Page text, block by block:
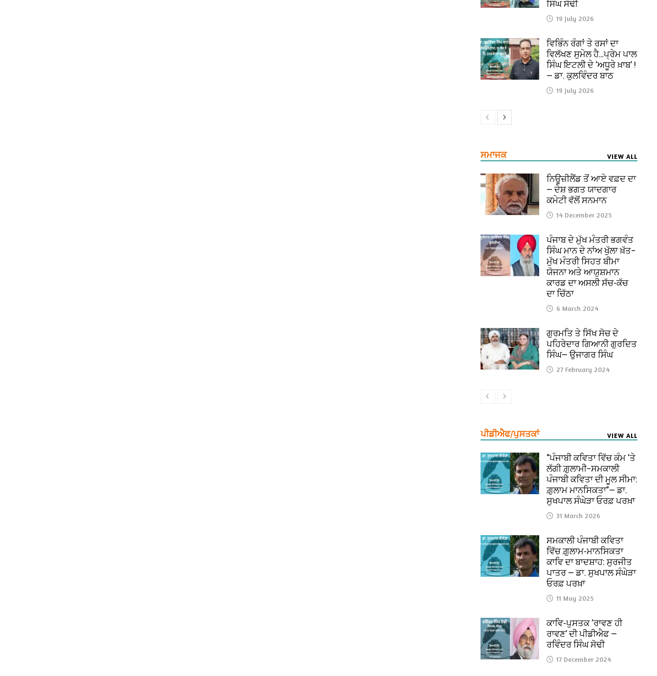
ਸਿੰਘ ਸੋਢੀ
19 July 2026
ਵਿਭਿੰਨ ਰੰਗਾਂ ਤੇ ਰਸਾਂ ਦਾ
ਵਿਲੱਖਣ ਸੁਮੇਲ ਹੈ…ਪ੍ਰੇਮ ਪਾਲ
ਸਿੰਘ ਇਟਲੀ ਦੇ ‘ਅਧੂਰੇ ਖ਼ਾਬ’ !
— ਡਾ. ਕੁਲਵਿੰਦਰ ਬਾਠ
19 July 2026
ਸਮਾਜਕ VIEW ALL
ਨਿਊਜ਼ੀਲੈਂਡ ਤੋਂ ਆਏ ਵਫ਼ਦ ਦਾ
— ਦੇਸ਼ ਭਗਤ ਯਾਦਗਾਰ
ਕਮੇਟੀ ਵੱਲੋਂ ਸਨਮਾਨ
14 December 2025
ਪੰਜਾਬ ਦੇ ਮੁੱਖ ਮੰਤਰੀ ਭਗਵੰਤ
ਸਿੰਘ ਮਾਨ ਦੇ ਨਾਂਅ ਖੁੱਲਾ ਖ਼ੱਤ–
ਮੁੱਖ ਮੰਤਰੀ ਸਿਹਤ ਬੀਮਾ
ਯੋਜਨਾ ਅਤੇ ਆਯੁਸ਼ਮਾਨ
ਕਾਰਡ ਦਾ ਅਸਲੀ ਸੱਚ-ਕੱਚ
ਦਾ ਚਿੱਠਾ
6 March 2024
ਗੁਰਮਤਿ ਤੇ ਸਿੱਖ ਸੋਚ ਦੇ
ਪਹਿਰੇਦਾਰ ਗਿਆਨੀ ਗੁਰਦਿਤ
ਸਿੰਘ— ਉਜਾਗਰ ਸਿੰਘ
27 February 2024
ਪੀਡੀਐਫ/ਪੁਸਤਕਾਂ VIEW ALL
“ਪੰਜਾਬੀ ਕਵਿਤਾ ਵਿੱਚ ਕੰਮ ‘ਤੇ
ਲੱਗੀ ਗ਼ੁਲਾਮੀ–ਸਮਕਾਲੀ
ਪੰਜਾਬੀ ਕਵਿਤਾ ਦੀ ਮੂਲ ਸੀਮਾ:
ਗ਼ੁਲਾਮ ਮਾਨਸਿਕਤਾ”— ਡਾ.
ਸੁਖਪਾਲ ਸੰਘੇੜਾ ਓਰਫ਼ ਪਰਖ਼ਾ
31 March 2026
ਸਮਕਾਲੀ ਪੰਜਾਬੀ ਕਵਿਤਾ
ਵਿੱਚ ਗ਼ੁਲਾਮ-ਮਾਨਸਿਕਤਾ
ਕਾਵਿ ਦਾ ਬਾਦਸ਼ਾਹ: ਸੁਰਜੀਤ
ਪਾਤਰ — ਡਾ. ਸੁਖਪਾਲ ਸੰਘੇੜਾ
ਓਰਫ਼ ਪਰਖ਼ਾ
11 May 2025
ਕਾਵਿ-ਪੁਸਤਕ ‘ਰਾਵਣ ਹੀ
ਰਾਵਣ’ ਦੀ ਪੀਡੀਐਫ —
ਰਵਿੰਦਰ ਸਿੰਘ ਸੋਢੀ
17 December 2024